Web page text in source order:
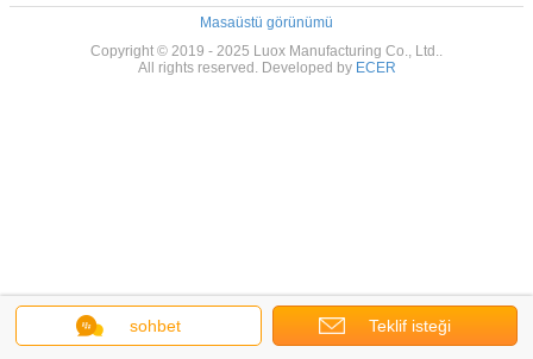
sohbet Teklif isteği
Masaüstü görünümü
Copyright © 2019 - 2025 Luox Manufacturing Co., Ltd..
All rights reserved. Developed by ECER